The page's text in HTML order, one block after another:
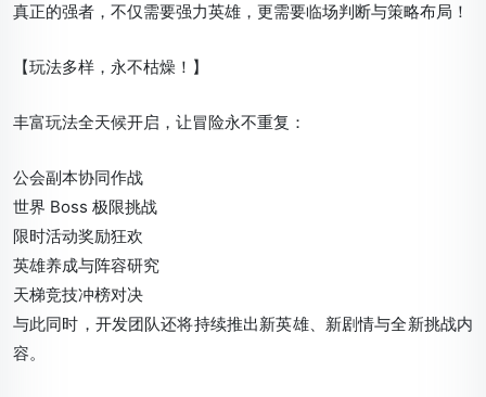
真正的强者，不仅需要强力英雄，更需要临场判断与策略布局！
【玩法多样，永不枯燥！】
丰富玩法全天候开启，让冒险永不重复：
公会副本协同作战
世界 Boss 极限挑战
限时活动奖励狂欢
英雄养成与阵容研究
天梯竞技冲榜对决
与此同时，开发团队还将持续推出新英雄、新剧情与全新挑战内
容。